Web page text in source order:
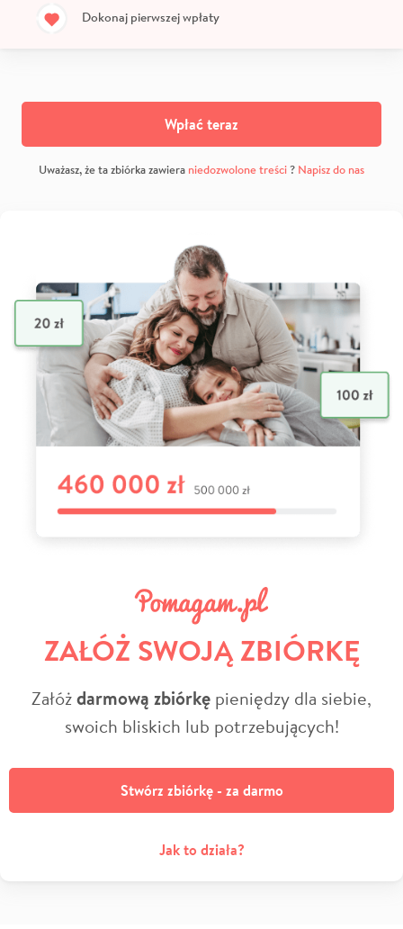
Dokonaj pierwszej wpłaty
Wpłać teraz
Uważasz, że ta zbiórka zawiera niedozwolone treści? Napisz do nas
ZAŁÓŻ SWOJĄ ZBIÓRKĘ
Załóżdarmową zbiórkę pieniędzy dla siebie,
swoich bliskich lub potrzebujących!
Stwórz zbiórkę - za darmo
Jak to działa?